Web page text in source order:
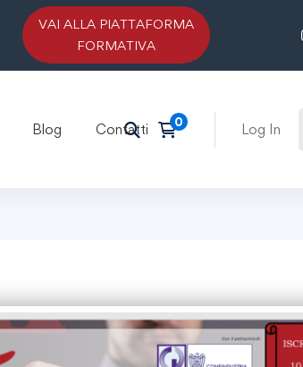
VAI ALLA PIATTAFORMA
FORMATIVA
Blog Contatti Log In